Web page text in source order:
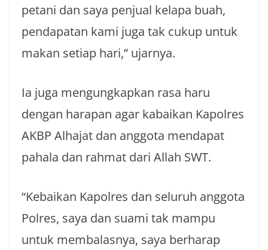
petani dan saya penjual kelapa buah,
pendapatan kami juga tak cukup untuk
makan setiap hari,” ujarnya.
Ia juga mengungkapkan rasa haru
dengan harapan agar kabaikan Kapolres
AKBP Alhajat dan anggota mendapat
pahala dan rahmat dari Allah SWT.
“Kebaikan Kapolres dan seluruh anggota
Polres, saya dan suami tak mampu
untuk membalasnya, saya berharap